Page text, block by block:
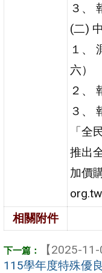
３、
(二)
１、
六）
２、
３、
「全
推出
加價
相關附件
【2025-11-
115學年度特殊優